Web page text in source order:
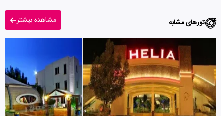
تورهای مشابه مشاهده بیشتر